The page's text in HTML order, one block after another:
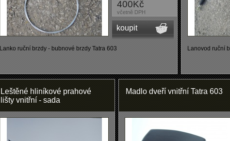
400Kč
včetně DPH
koupit
Lanko ruční brzdy - bubnové brzdy Tatra 603 Lanovod ruční
Leštěné hliníkové prahové
lišty vnitřní - sada
Madlo dveří vnitřní Tatra 603